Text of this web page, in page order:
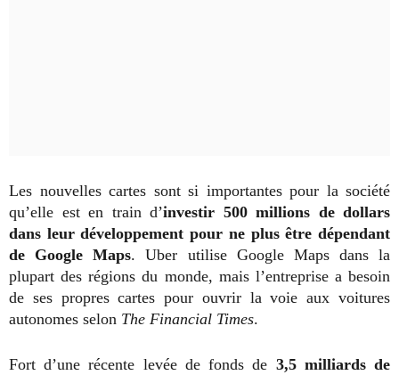
Les nouvelles cartes sont si importantes pour la société
qu’elle est en train d’investir 500 millions de dollars
dans leur développement pour ne plus être dépendant
de Google Maps. Uber utilise Google Maps dans la
plupart des régions du monde, mais l’entreprise a besoin
de ses propres cartes pour ouvrir la voie aux voitures
autonomes selon The Financial Times.
Fort d’une récente levée de fonds de 3,5 milliards de